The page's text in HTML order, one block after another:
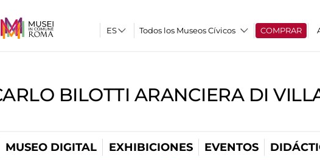
Todos los Museos Cívicos COMPRAR
BILOTTI ARANCIERA DI
MUSEO DIGITAL EXHIBICIONES EVENTOS